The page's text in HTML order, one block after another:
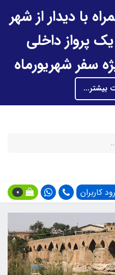
با دیدار از شهر
پرواز داخلی
سفر شهریورماه
بیشتر...
کاربران 0